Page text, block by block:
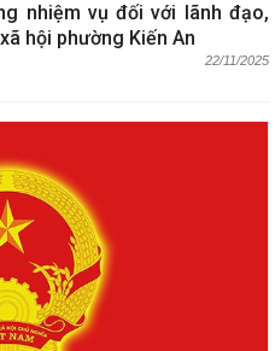
nhiệm vụ đối với lãnh đạo,
hội phường Kiến An
22/11/2025